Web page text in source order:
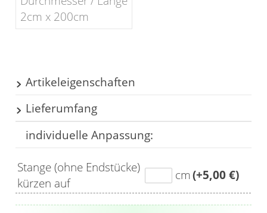
2cm x 200cm
Artikeleigenschaften
Länge: 160cm
Länge mit Endkappen: 170.2cm
Anzahl der Läufe:1
Innenlaufbreite:6mm
Innenlaufstange:
Material:Metall
Lieferumfang
1x Gardinenstange
2x Endstück
20x Klickgleiter
individuelle Anpassung:
Stange (ohne Endstücke)
kürzen auf
cm(+5,00 €)